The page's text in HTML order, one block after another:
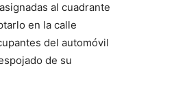
al cuadrante
en la calle
del automóvil
de su